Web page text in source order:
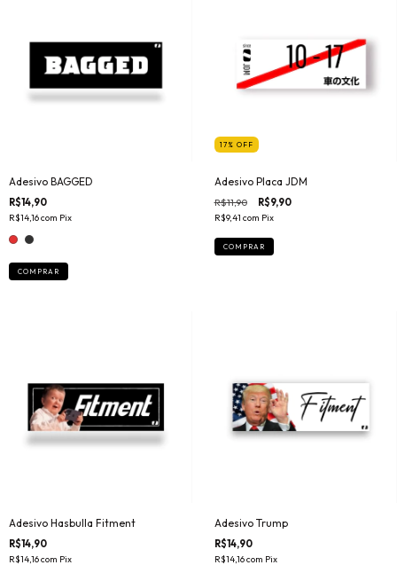
Adesivo BAGGED
R$14,90
R$14,16com Pix
COMPRAR
17 % OFF
Adesivo Placa JDM
R$11,90 R$9,90
R$9,41 com Pix
Adesivo Hasbulla Fitment
R$14,90
R$14,16com Pix
Adesivo Trump
R$14,90
R$14,16com Pix